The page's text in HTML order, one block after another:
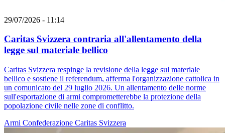
29/07/2026 - 11:14
Caritas Svizzera contraria all'allentamento della
legge sul materiale bellico
Caritas Svizzera respinge la revisione della legge sul materiale
bellico e sostiene il referendum, afferma l'organizzazione cattolica in
un comunicato del 29 luglio 2026. Un allentamento delle norme
sull'esportazione di armi comprometterebbe la protezione della
popolazione civile nelle zone di conflitto.
Armi Confederazione Caritas Svizzera